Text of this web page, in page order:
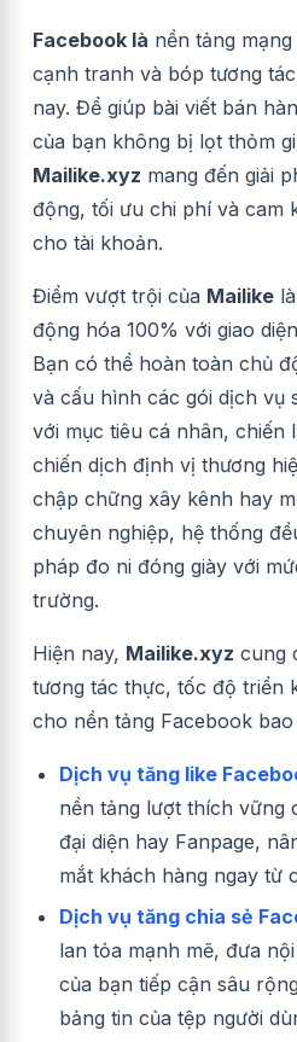
Facebook là nền tảng
cạnh tranh và bóp tương
nay. Để giúp bài viết bán
của bạn không bị lọt thỏm
Mailike.xyz mang đến giải
động, tối ưu chi phí và cam
cho tài khoản.
Điểm vượt trội của Mailike
động hóa 100% với giao
Bạn có thể hoàn toàn chủ
và cấu hình các gói dịch vụ
với mục tiêu cá nhân, chiến
chiến dịch định vị thương
chập chững xây kênh hay
chuyên nghiệp, hệ thống
pháp đo ni đóng giày với
trường.
Hiện nay, Mailike.xyz cung
tương tác thực, tốc độ triển
cho nền tảng Facebook bao
Dịch vụ tăng like
nền tảng lượt thích vững
đại diện hay Fanpage,
mắt khách hàng ngay từ
Dịch vụ tăng chia sẻ
lan tỏa mạnh mẽ, đưa
của bạn tiếp cận sâu
bảng tin của tệp người